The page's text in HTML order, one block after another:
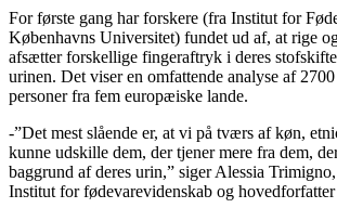
For første gang har forskere (fra Institut for
Københavns Universitet) fundet ud af, at rige
afsætter forskellige fingeraftryk i deres
urinen. Det viser en omfattende analyse af
personer fra fem europæiske lande.
-”Det mest slående er, at vi på tværs af køn,
kunne udskille dem, der tjener mere fra dem,
baggrund af deres urin,” siger Alessia
Institut for fødevarevidenskab og hovedforfatter